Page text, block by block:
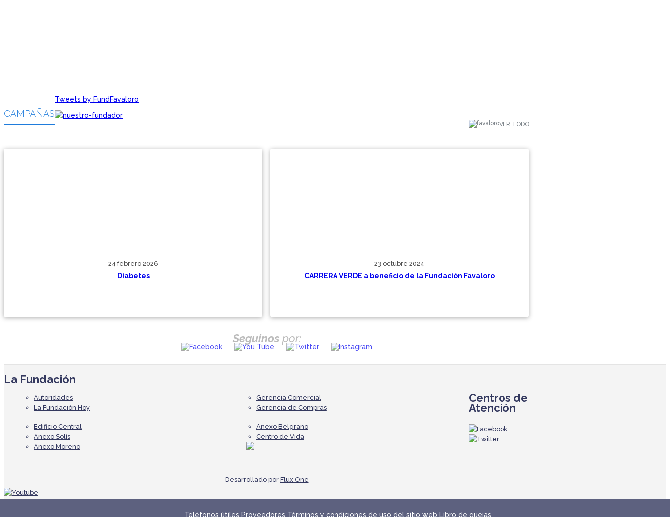
CAMPAÑAS
VER TODO
Diabetes
24 febrero 2026
CARRERA VERDE a beneficio de la Fundación Favaloro
23 octubre 2024
Tweets by FundFavaloro
Seguinos por:
La Fundación
Autoridades
Gerencia Comercial
La Fundación Hoy
Gerencia de Compras
Centros de
Atención
Edificio Central
Anexo Belgrano
Anexo Solís
Centro de Vida
Anexo Moreno
Teléfonos útiles Proveedores Términos y condiciones de uso del sitio web Libro de quejas
Desarrollado por Flux One